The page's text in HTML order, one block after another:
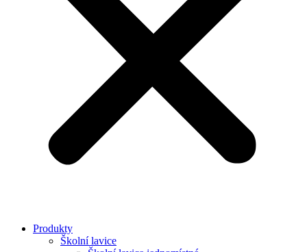
Produkty
Školní lavice